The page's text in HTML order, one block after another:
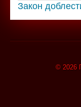
Закон
© 2026